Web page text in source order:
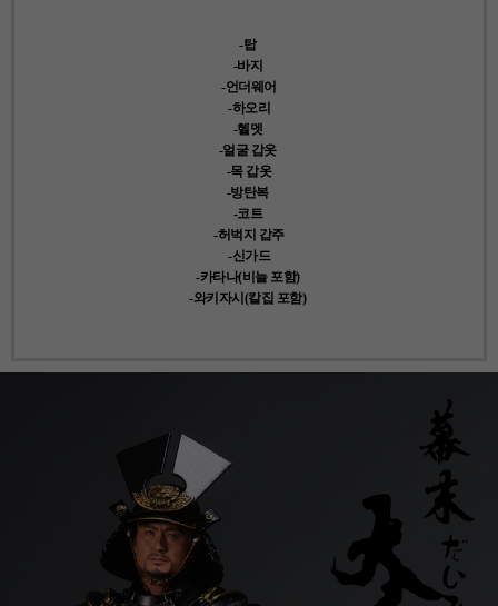
-탑
-바지
-언더웨어
-하오리
-헬멧
-얼굴 갑옷
-목 갑옷
-방탄복
-코트
-허벅지 갑주
-신가드
-카타나(비늘 포함)
-와키자시(칼집 포함)